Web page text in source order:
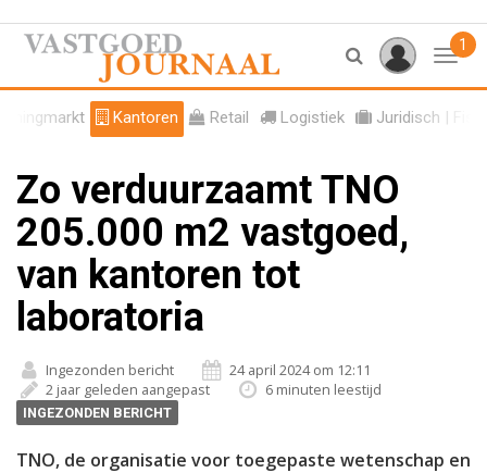
1
Kantoren Retail Logistiek Juridisch |
Zo verduurzaamt TNO
205.000 m2 vastgoed,
van kantoren tot
laboratoria
Ingezonden bericht
24 april 2024 om 12:11
2 jaar geleden aangepast
6 minuten leestijd
INGEZONDEN BERICHT
TNO, de organisatie voor toegepaste wetenschap en